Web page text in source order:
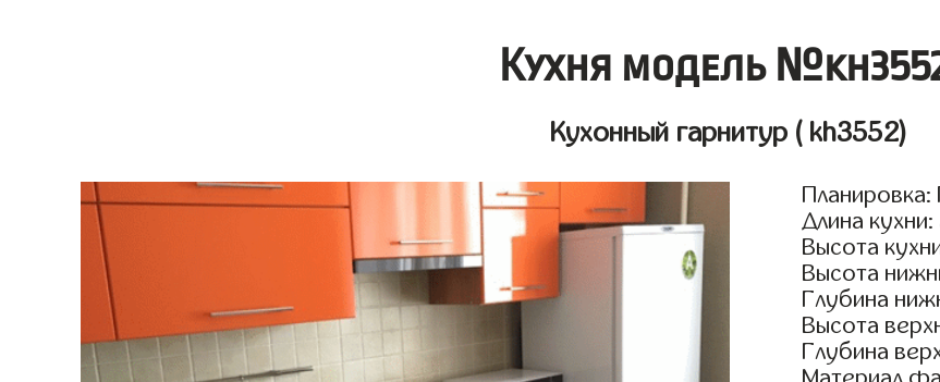
Кухня модель
Кухонный гарнитур ( kh3552)
Планировка:
Длина
Высота
Высота
Глубина
Высота
Глубина